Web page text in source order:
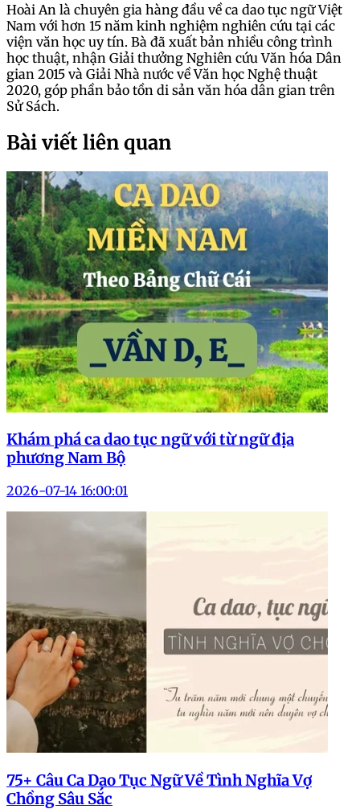
Hoài An là chuyên gia hàng đầu về ca dao tục ngữ Việt
Nam với hơn 15 năm kinh nghiệm nghiên cứu tại các
viện văn học uy tín. Bà đã xuất bản nhiều công trình
học thuật, nhận Giải thưởng Nghiên cứu Văn hóa Dân
gian 2015 và Giải Nhà nước về Văn học Nghệ thuật
2020, góp phần bảo tồn di sản văn hóa dân gian trên
Sử Sách.
Bài viết liên quan
Khám phá ca dao tục ngữ với từ ngữ địa
phương Nam Bộ
2026-07-14 16:00:01
75+ Câu Ca Dao Tục Ngữ Về Tình Nghĩa Vợ
Chồng Sâu Sắc